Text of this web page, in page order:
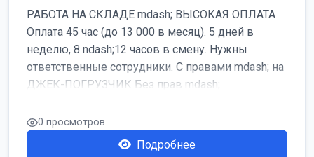
РАБОТА НА СКЛАДЕ mdash; ВЫСОКАЯ ОПЛАТА
Оплата 45 час (до 13 000 в месяц). 5 дней в
неделю, 8 ndash;12 часов в смену. Нужны
ответственные сотрудники. С правами mdash; на
ДЖЕК-ПОГРУЗЧИК Без прав mdash; ...
0 просмотров
Подробнее